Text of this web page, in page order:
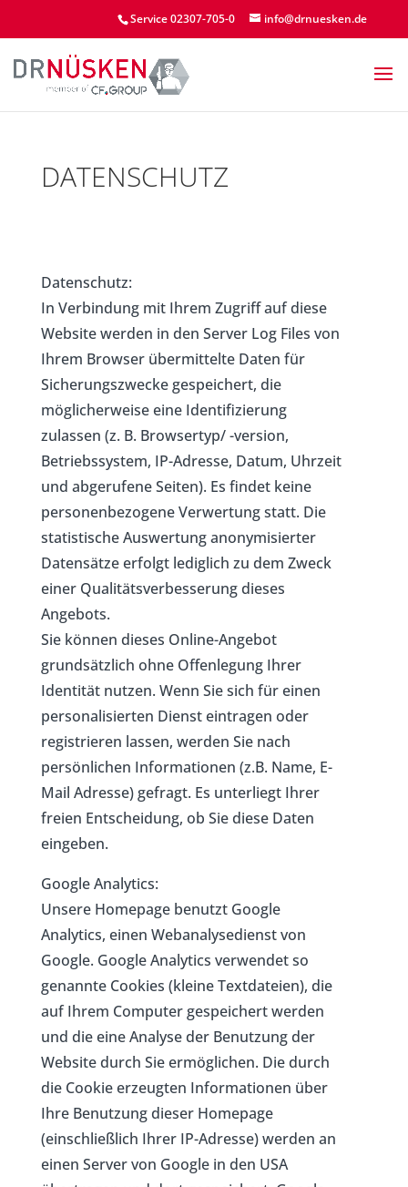
Service 02307-705-0 info@drnuesken.de
DATENSCHUTZ
Datenschutz:
In Verbindung mit Ihrem Zugriff auf diese
Website werden in den Server Log Files von
Ihrem Browser übermittelte Daten für
Sicherungszwecke gespeichert, die
möglicherweise eine Identifizierung
zulassen (z. B. Browsertyp/ -version,
Betriebssystem, IP-Adresse, Datum, Uhrzeit
und abgerufene Seiten). Es findet keine
personenbezogene Verwertung statt. Die
statistische Auswertung anonymisierter
Datensätze erfolgt lediglich zu dem Zweck
einer Qualitätsverbesserung dieses
Angebots.
Sie können dieses Online-Angebot
grundsätzlich ohne Offenlegung Ihrer
Identität nutzen. Wenn Sie sich für einen
personalisierten Dienst eintragen oder
registrieren lassen, werden Sie nach
persönlichen Informationen (z.B. Name, E-
Mail Adresse) gefragt. Es unterliegt Ihrer
freien Entscheidung, ob Sie diese Daten
eingeben.
Google Analytics:
Unsere Homepage benutzt Google
Analytics, einen Webanalysedienst von
Google. Google Analytics verwendet so
genannte Cookies (kleine Textdateien), die
auf Ihrem Computer gespeichert werden
und die eine Analyse der Benutzung der
Website durch Sie ermöglichen. Die durch
die Cookie erzeugten Informationen über
Ihre Benutzung dieser Homepage
(einschließlich Ihrer IP-Adresse) werden an
einen Server von Google in den USA